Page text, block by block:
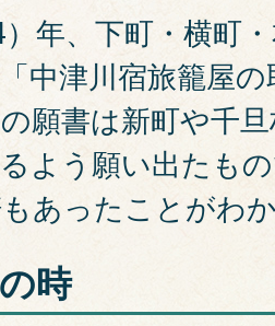
年、下町・横町
中津川宿旅籠屋
願書は新町や千
よう願い出たも
あったことがわ
時